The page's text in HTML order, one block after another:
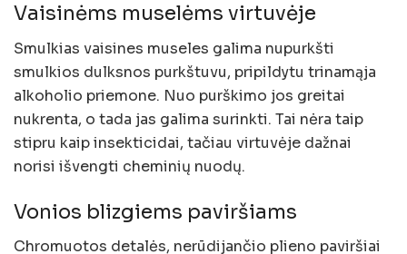
Vaisinėms muselėms virtuvėje
Smulkias vaisines museles galima nupurkšti
smulkios dulksnos purkštuvu, pripildytu trinamąja
alkoholio priemone. Nuo purškimo jos greitai
nukrenta, o tada jas galima surinkti. Tai nėra taip
stipru kaip insekticidai, tačiau virtuvėje dažnai
norisi išvengti cheminių nuodų.
Vonios blizgiems paviršiams
Chromuotos detalės, nerūdijančio plieno paviršiai